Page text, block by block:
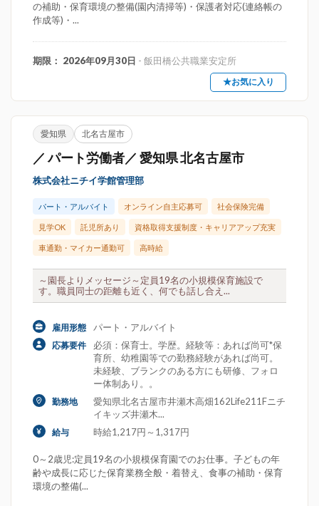
の補助・保育環境の整備(園内清掃等)・保護者対応(連絡帳の
作成等)・...
期限： 2026年09月30日 - 飯田橋公共職業安定所
★お気に入り
愛知県 北名古屋市
／ パート労働者／ 愛知県 北名古屋市
株式会社ニチイ学館管理部
パート・アルバイト オンライン自主応募可 社会保険完備
見学OK 託児所あり 資格取得支援制度・キャリアアップ充実
車通勤・マイカー通勤可 高時給
～園長よりメッセージ～定員19名の小規模保育施設で
す。職員同士の距離も近く、何でも話し合え...
雇用形態 パート・アルバイト
応募要件
必須：保育士。学歴。経験等：あれば尚可*保
育所、幼稚園等での勤務経験があれば尚可。
未経験、ブランクのある方にも研修、フォロ
ー体制あり。。
勤務地
愛知県北名古屋市井瀬木高畑162Life211Fニチ
イキッズ井瀬木...
給与 時給1,217円～1,317円
0～2歳児:定員19名の小規模保育園でのお仕事。子どもの年
齢や成長に応じた保育業務全般・着替え、食事の補助・保育
環境の整備(...